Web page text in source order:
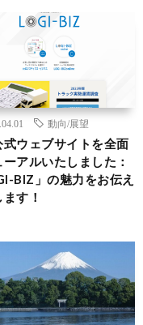
動向/展望
式ウェブサイトを全面
ーアルいたしました：
BIZ」の魅力をお伝え
す！